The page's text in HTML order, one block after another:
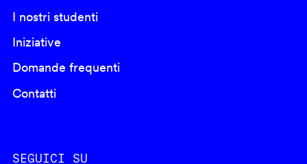
I nostri studenti
Iniziative
Domande frequenti
Contatti
SEGUICI SU